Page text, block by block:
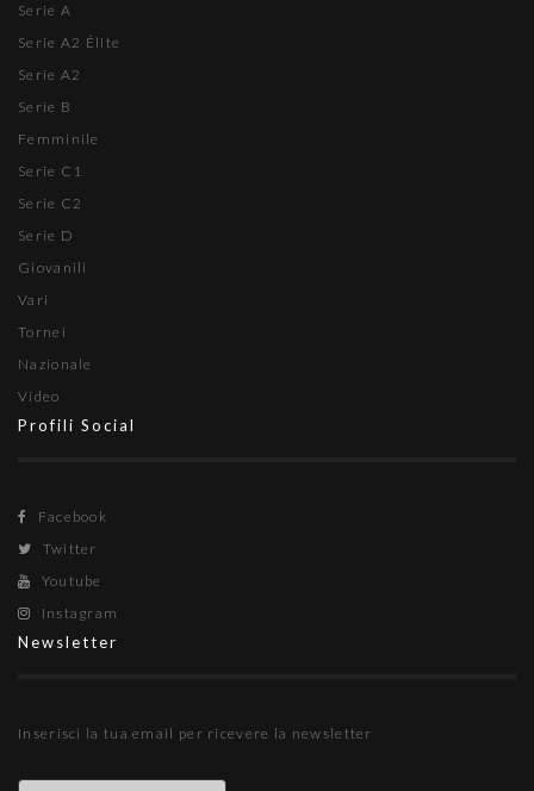
Serie A
Serie A2 Élite
Serie A2
Serie B
Femminile
Serie C1
Serie C2
Serie D
Giovanili
Vari
Tornei
Nazionale
Video
Profili Social
Facebook
Twitter
Youtube
Instagram
Newsletter
Inserisci la tua email per ricevere la newsletter